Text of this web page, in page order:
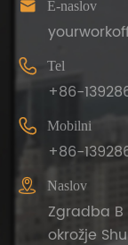
 E-naslov
 Tel
+86-
 Mobilni
+86-
 Naslov
Zgradba B
okrožje